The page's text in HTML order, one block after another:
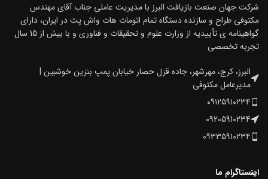
شرکت جهان صنعت بازیافت البرز با مدیریت عاملی جناب آقای مهندس
مکتوفی طراح و سازنده دستگاه تمام اتومات هات واش پت در ایران، دارای
گواهینامه ی تأییدیه از وزارت علوم و تحقیقات و فناوری و با بیش از 15 سال
تجربه تخصصی
البرز، کرج، مهرشهر، جاده قزل حصار خیابان پمپ بنزین خوشبین |
مدیرعامل مکتوفی
۰۹۱۲۵۹۱۰۲۳۴
09205910234
۰۹۳۳۵۹۱۰۲۳۴
اینستاگرام ما